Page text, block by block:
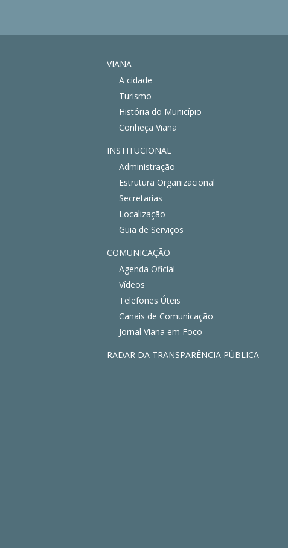
VIANA
A cidade
Turismo
História do Município
Conheça Viana
INSTITUCIONAL
Administração
Estrutura Organizacional
Secretarias
Localização
Guia de Serviços
COMUNICAÇÃO
Agenda Oficial
Vídeos
Telefones Úteis
Canais de Comunicação
Jornal Viana em Foco
RADAR DA TRANSPARÊNCIA PÚBLICA